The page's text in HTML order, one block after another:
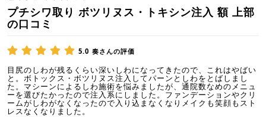
プチシワ取り ボツリヌス・トキシン注入 額 上部
の口コミ
5.0 奏さんの評価
目尻のしわが残るくらい深いしわになってきたので、これはやばい
と。ボトックス・ボツリヌス注入してパーンとしわをとばしまし
た。マシーンによるしわ施術を悩みましたが、通院数なめのメニュ
ーを選びたかったので注入系にしました。ファンデーションやクリ
ームがしわがなくなったので入り込まなくなりメイクも笑顔もスト
レスなくなりました。